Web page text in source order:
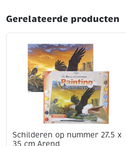
Gerelateerde producten
Schilderen op nummer 27.5 x
35 cm Arend